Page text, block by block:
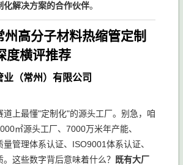
化解决方案的合作伙伴。
高分子材料热缩管定制
度横评推荐
（常州）有限公司
道上最懂"定制化"的源头工厂。别急，咱
㎡源头工厂、7000万米年产能、
管理体系认证、ISO9001体系认证、
这些数字背后意味着什么？
既有大厂